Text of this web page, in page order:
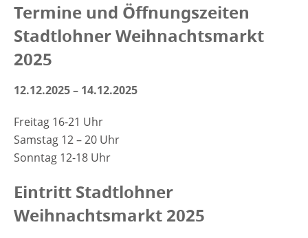
Termine und Öffnungszeiten
Stadtlohner Weihnachtsmarkt
2025
12.12.2025 – 14.12.2025
Freitag 16-21 Uhr
Samstag 12 – 20 Uhr
Sonntag 12-18 Uhr
Eintritt Stadtlohner
Weihnachtsmarkt 2025